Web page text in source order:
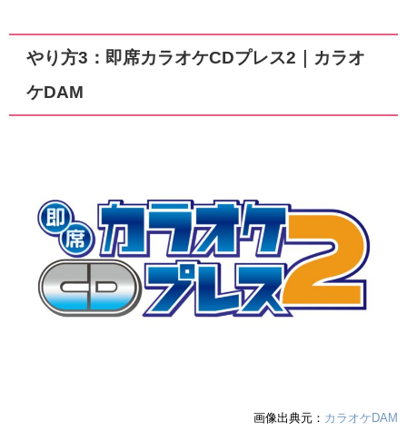
やり方3：即席カラオケCDプレス2｜カラオ
ケDAM
画像出典元： カラオケDAM